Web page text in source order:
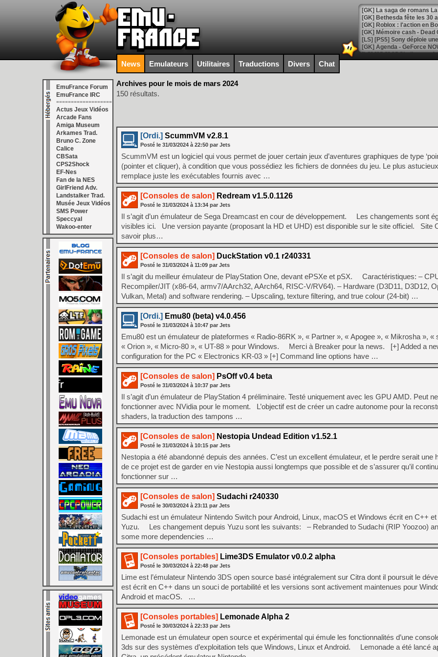
[GK] Bethesda fête les 30
[GK] Roblox : l'action en
[GK] Agenda - GeForce
[GK] Devolver Digital en a
[LS] [PS5] ps5-y2jb-
[GK] Pourquoi Marvel
[GK] Test : Restory : Chill
[GK] GTA 6 : Rockstar
[GK] Hot Wheels Infinite
[GK] Mémoire cash -
[GK] Résultats Nintendo :
[GK] Déjà des
[GK] Minecraft et ses «
[GK] Beast of
[GK] Ubisoft : fin de partie
[GK] Mémoire cash -
[GK] Dan Houser (GTA)
[GK] Comment EA Sports
[GK] Crimson Moon : un
[GK] Isle of Reveries : le
[GK] Moonlighter 2 : The
[GK] Capcom relance
[GK] Le beat'em up The
[GK] Endless Legend 2 :
[LS] [PS5] Le WebKit
[GK] Oubliez Crazy Taxi,
[LS] [Switch] NSZ 5.0.0
News Emulateurs Utilitaires Traductions Divers Chat
EmuFrance Forum
EmuFrance IRC
===================
Actus Jeux Vidéos
Arcade Fans
Amiga Museum
Arkames Trad.
Bruno C. Zone
Calice
CBSata
CPS2Shock
EF-Nes
Fan de la NES
GirlFriend Adv.
Landstalker Trad.
Musée Jeux Vidéos
SMS Power
Speccyal
Wakoo-enter
Archives pour le mois de mars 2024
150 résultats.
[Ordi.] ScummVM v2.8.1
Posté le 31/03/2024 à 22:50 par Jets
ScummVM est un logiciel qui vous permet de jouer certain jeux d’aventures graphiques de type
(pointer et cliquer), à condition que vous possédiez les fichiers de données du jeu. Le plus
remplace juste les exécutables fournis avec …
[Consoles de salon] Redream v1.5.0.1126
Posté le 31/03/2024 à 13:34 par Jets
Il s’agit d’un émulateur de Sega Dreamcast en cour de développement. Les changements sont
visibles ici. Une version payante (proposant la HD et UHD) est disponible sur le site officiel. Site
savoir plus…
[Consoles de salon] DuckStation v0.1 r240331
Posté le 31/03/2024 à 11:09 par Jets
Il s’agit du meilleur émulateur de PlayStation One, devant ePSXe et pSX. Caractéristiques: –
Recompiler/JIT (x86-64, armv7/AArch32, AArch64, RISC-V/RV64). – Hardware (D3D11, D3D12,
Vulkan, Metal) and software rendering. – Upscaling, texture filtering, and true colour (24-bit) …
[Ordi.] Emu80 (beta) v4.0.456
Posté le 31/03/2024 à 10:47 par Jets
Emu80 est un émulateur de plateformes « Radio-86RK », « Partner », « Apogee », « Mikrosha », «
« Orion », « Micro-80 », « UT-88 » pour Windows. Merci à Breaker pour la news. [+] Added a
configuration for the PC « Electronics KR-03 » [+] Command line options have …
[Consoles de salon] PsOff v0.4 beta
Posté le 31/03/2024 à 10:37 par Jets
Il s’agit d’un émulateur de PlayStation 4 préliminaire. Testé uniquement avec les GPU AMD. Peut
fonctionner avec NVidia pour le moment. L’objectif est de créer un cadre autonome pour la
shaders, la traduction des tampons …
[Consoles de salon] Nestopia Undead Edition v1.52.1
Posté le 31/03/2024 à 10:15 par Jets
Nestopia a été abandonné depuis des années. C’est un excellent émulateur, et le perdre serait une
de ce projet est de garder en vie Nestopia aussi longtemps que possible et de s’assurer qu’il
fonctionner sur …
[Consoles de salon] Sudachi r240330
Posté le 30/03/2024 à 23:11 par Jets
Sudachi est un émulateur Nintendo Switch pour Android, Linux, macOS et Windows écrit en C++
Yuzu. Les changement depuis Yuzu sont les suivants: – Rebranded to Sudachi (RIP Yoozoo)
some more dependencies …
[Consoles portables] Lime3DS Emulator v0.0.2 alpha
Posté le 30/03/2024 à 22:48 par Jets
Lime est l’émulateur Nintendo 3DS open source basé intégralement sur Citra dont il poursuit le
est écrit en C++ dans un souci de portabilité et les versions sont activement maintenues pour
Android et macOS. …
[Consoles portables] Lemonade Alpha 2
Posté le 30/03/2024 à 22:33 par Jets
Lemonade est un émulateur open source et expérimental qui émule les fonctionnalités d’une
3ds sur des systèmes d’exploitation tels que Windows, Linux et Android. Lemonade a été lancé